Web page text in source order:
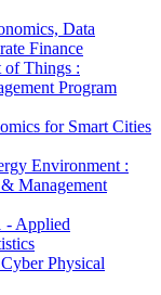
Data
Finance
of Things :
Program
for Smart Cities
Environment :
Management
Applied
Physical